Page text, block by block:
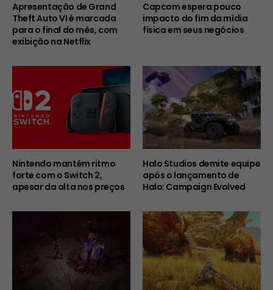
Apresentação de Grand
Theft Auto VI é marcada
para o final do mês, com
exibição na Netflix
Capcom espera pouco
impacto do fim da mídia
física em seus negócios
Nintendo mantém ritmo
forte com o Switch 2,
apesar da alta nos preços
Halo Studios demite equipe
após o lançamento de
Halo: Campaign Evolved